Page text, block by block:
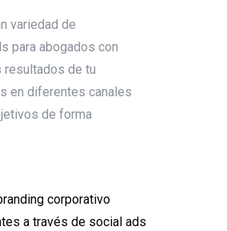
variedad de
para abogados con
resultados de tu
en diferentes canales
de forma
corporativo
a través de social ads